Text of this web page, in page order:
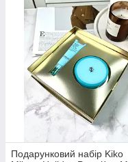
Подарунковий набір Kiko